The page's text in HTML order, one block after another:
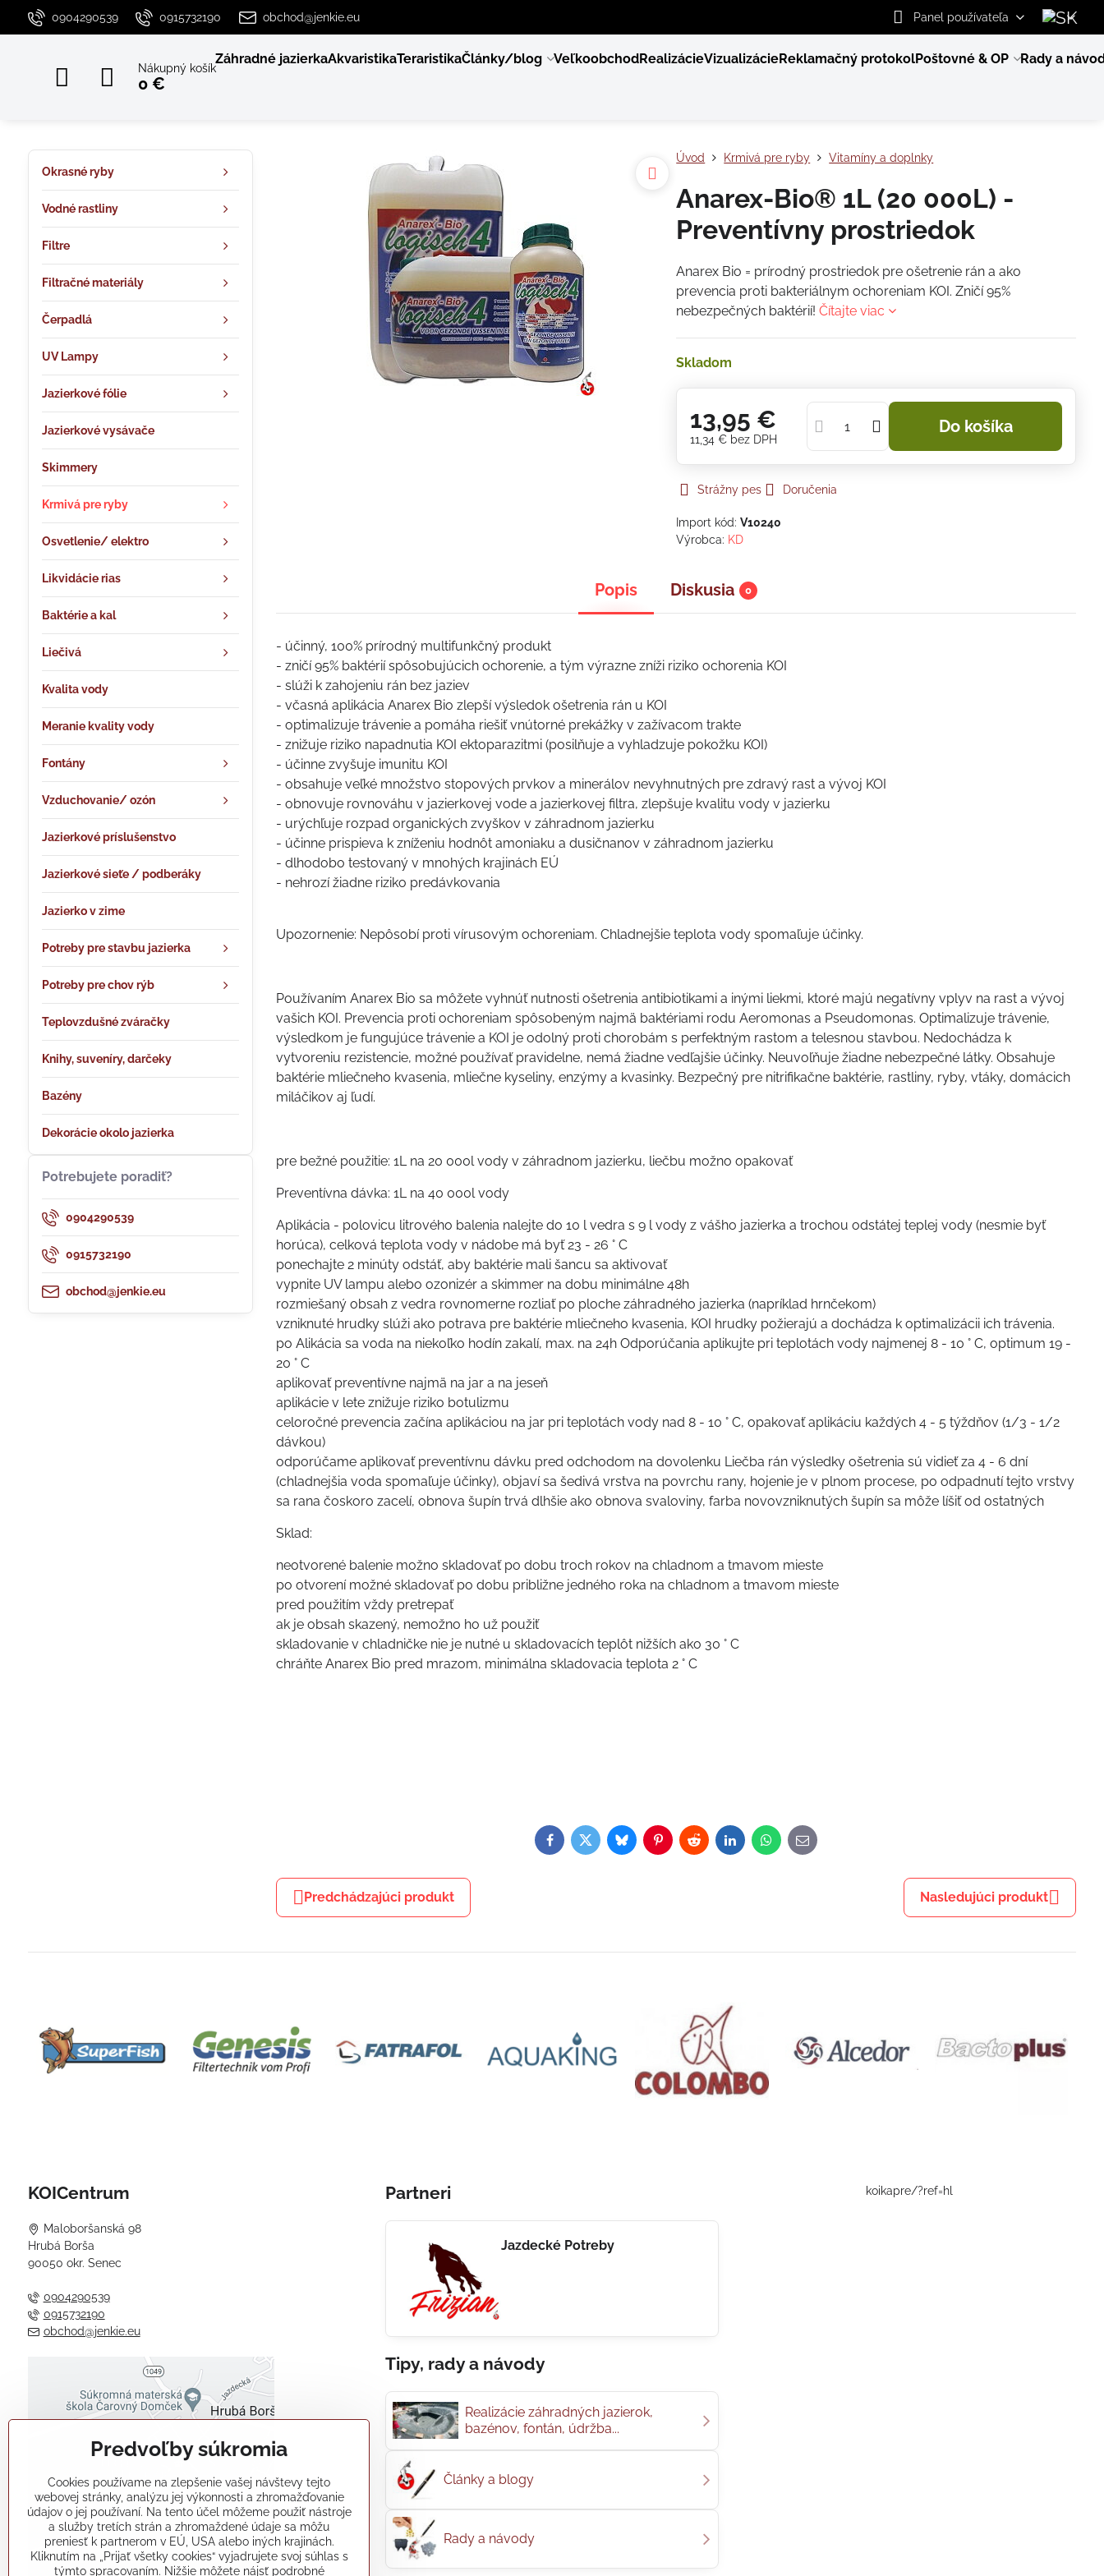
0904290539 0915732190 obchod@jenkie.eu Panel používateľa
Nákupný košík
0 €
Záhradné jazierkaAkvaristikaTeraristikaČlánky/blog VeľkoobchodRealizácieVizualizácieReklamačný protokolPoštovné & OP Rady a
Úvod Krmivá pre ryby Vitamíny a doplnky
Anarex-Bio® 1L (20 000L) -
Preventívny prostriedok
Anarex Bio = prírodný prostriedok pre ošetrenie rán a ako
prevencia proti bakteriálnym ochoreniam KOI. Zničí 95%
nebezpečných baktérií!Čítajte viac
Skladom
13,95 €
11,34 € bez DPH
Do košíka
Strážny pes Doručenia
Import kód:V10240
Výrobca: KD
Popis Diskusia 0
- účinný, 100% prírodný multifunkčný produkt
- zničí 95% baktérií spôsobujúcich ochorenie, a tým výrazne zníži riziko ochorenia KOI
- slúži k zahojeniu rán bez jaziev
- včasná aplikácia Anarex Bio zlepší výsledok ošetrenia rán u KOI
- optimalizuje trávenie a pomáha riešiť vnútorné prekážky v zažívacom trakte
- znižuje riziko napadnutia KOI ektoparazitmi (posilňuje a vyhladzuje pokožku KOI)
- účinne zvyšuje imunitu KOI
- obsahuje veľké množstvo stopových prvkov a minerálov nevyhnutných pre zdravý rast a vývoj KOI
- obnovuje rovnováhu v jazierkovej vode a jazierkovej filtra, zlepšuje kvalitu vody v jazierku
- urýchľuje rozpad organických zvyškov v záhradnom jazierku
- účinne prispieva k zníženiu hodnôt amoniaku a dusičnanov v záhradnom jazierku
- dlhodobo testovaný v mnohých krajinách EÚ
- nehrozí žiadne riziko predávkovania
Upozornenie: Nepôsobí proti vírusovým ochoreniam. Chladnejšie teplota vody spomaľuje účinky.
Používaním Anarex Bio sa môžete vyhnúť nutnosti ošetrenia antibiotikami a inými liekmi, ktoré majú negatívny vplyv na rast a vývoj
vašich KOI. Prevencia proti ochoreniam spôsobeným najmä baktériami rodu Aeromonas a Pseudomonas. Optimalizuje trávenie,
výsledkom je fungujúce trávenie a KOI je odolný proti chorobám s perfektným rastom a telesnou stavbou. Nedochádza k
vytvoreniu rezistencie, možné používať pravidelne, nemá žiadne vedľajšie účinky. Neuvoľňuje žiadne nebezpečné látky. Obsahuje
baktérie mliečneho kvasenia, mliečne kyseliny, enzýmy a kvasinky. Bezpečný pre nitrifikačne baktérie, rastliny, ryby, vtáky, domácich
miláčikov aj ľudí.
pre bežné použitie: 1L na 20 000l vody v záhradnom jazierku, liečbu možno opakovať
Preventívna dávka: 1L na 40 000l vody
Aplikácia - polovicu litrového balenia nalejte do 10 l vedra s 9 l vody z vášho jazierka a trochou odstátej teplej vody (nesmie byť
horúca), celková teplota vody v nádobe má byť 23 - 26 ° C
ponechajte 2 minúty odstáť, aby baktérie mali šancu sa aktivovať
vypnite UV lampu alebo ozonizér a skimmer na dobu minimálne 48h
rozmiešaný obsah z vedra rovnomerne rozliať po ploche záhradného jazierka (napríklad hrnčekom)
vzniknuté hrudky slúži ako potrava pre baktérie mliečneho kvasenia, KOI hrudky požierajú a dochádza k optimalizácii ich trávenia.
po Alikácia sa voda na niekoľko hodín zakalí, max. na 24h Odporúčania aplikujte pri teplotách vody najmenej 8 - 10 ° C, optimum 19 -
20 ° C
aplikovať preventívne najmä na jar a na jeseň
aplikácie v lete znižuje riziko botulizmu
celoročné prevencia začína aplikáciou na jar pri teplotách vody nad 8 - 10 ° C, opakovať aplikáciu každých 4 - 5 týždňov (1/3 - 1/2
dávkou)
odporúčame aplikovať preventívnu dávku pred odchodom na dovolenku Liečba rán výsledky ošetrenia sú vidieť za 4 - 6 dní
(chladnejšia voda spomaľuje účinky), objaví sa šedivá vrstva na povrchu rany, hojenie je v plnom procese, po odpadnutí tejto vrstvy
sa rana čoskoro zacelí, obnova šupín trvá dlhšie ako obnova svaloviny, farba novovzniknutých šupín sa môže líšiť od ostatných
Sklad:
neotvorené balenie možno skladovať po dobu troch rokov na chladnom a tmavom mieste
po otvorení možné skladovať po dobu približne jedného roka na chladnom a tmavom mieste
pred použitím vždy pretrepať
ak je obsah skazený, nemožno ho už použiť
skladovanie v chladničke nie je nutné u skladovacích teplôt nižších ako 30 ° C
chráňte Anarex Bio pred mrazom, minimálna skladovacia teplota 2 ° C
Facebook
TwitterBlueskyPinterestRedditLinkedInWhatsApp
E-
mail
Predchádzajúci produkt Nasledujúci produkt
Okrasné ryby
Vodné rastliny
Filtre
Filtračné materiály
Čerpadlá
UV Lampy
Jazierkové fólie
Jazierkové vysávače
Skimmery
Krmivá pre ryby
Osvetlenie/ elektro
Likvidácie rias
Baktérie a kal
Liečivá
Kvalita vody
Meranie kvality vody
Fontány
Vzduchovanie/ ozón
Jazierkové príslušenstvo
Jazierkové sieťe / podberáky
Jazierko v zime
Potreby pre stavbu jazierka
Potreby pre chov rýb
Teplovzdušné zváračky
Knihy, suveníry, darčeky
Bazény
Dekorácie okolo jazierka
Potrebujete poradiť?
0904290539
0915732190
obchod@jenkie.eu
KOICentrum
Maloboršanská 98
Hrubá Borša
90050 okr. Senec
0904290539
0915732190
obchod@jenkie.eu
Externý obsah je blokovaný
Prajete si načítať externý obsah?
Povoliť tentokrát
Povoliť a zapamätať - súhlas s
druhom cookie: Funkčné
Partneri
Jazdecké Potreby
Tipy, rady a návody
Realizácie záhradných jazierok,
bazénov, fontán, údržba...
Články a blogy
Rady a návody
koikapre/?ref=hl
Predvoľby súkromia
Cookies používame na zlepšenie vašej návštevy tejto
webovej stránky, analýzu jej výkonnosti a zhromažďovanie
údajov o jej používaní. Na tento účel môžeme použiť nástroje
a služby tretích strán a zhromaždené údaje sa môžu
preniesť k partnerom v EÚ, USA alebo iných krajinách.
Kliknutím na „Prijať všetky cookies“ vyjadrujete svoj súhlas s
týmto spracovaním. Nižšie môžete nájsť podrobné